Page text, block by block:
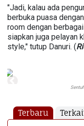
"Jadi, kalau ada
berbuka puasa
room dengan
siapkan juga pelayan
style," tutup Danuri. (
Terbaru